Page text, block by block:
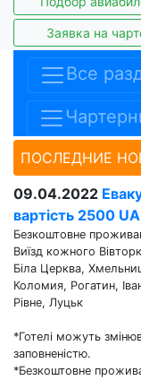
Заявка на
Все
ПОСЛЕДНИЕ
09.04.2022
вартість 2500
Безкоштовне
Виїзд кожного
Біла Церква,
Коломия, Рогатин,
Рівне, Луцьк
*Готелі можуть
заповненістю.
*Безкоштовне